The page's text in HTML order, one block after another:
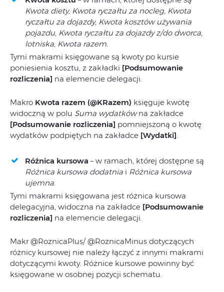
Kwota diety, Kwota ryczałtu za nocleg, Kwota
ryczałtu za dojazdy, Kwota kosztów używania
pojazdu, Kwota ryczałtu za dojazdy z/do dworca,
lotniska, Kwota razem.
Tymi makrami księgowane są kwoty po kursie
poniesienia kosztu, z zakładki [Podsumowanie
rozliczenia] na elemencie delegacji.
Makro Kwota razem (@KRazem) księguje kwotę
widoczną w polu Suma wydatkówna zakładce
[Podsumowanie rozliczenia] pomniejszoną o kwotę
wydatków podpiętych na zakładce [Wydatki].
Różnica kursowa – w ramach, której dostępne są
Różnica kursowa dodatnia i Różnica kursowa
ujemna.
Tymi makrami księgowana jest różnica kursowa
delegacyjna, widoczna na zakładce [Podsumowanie
rozliczenia] na elemencie delegacji.
Makr @RoznicaPlus/ @RoznicaMinus dotyczących
różnicy kursowej nie należy łączyć z innymi makrami
dotyczącymi kwoty. Różnice kursowe powinny być
księgowane w osobnej pozycji schematu.